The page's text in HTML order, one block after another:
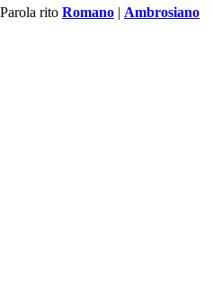
Parola rito Romano | Ambrosiano